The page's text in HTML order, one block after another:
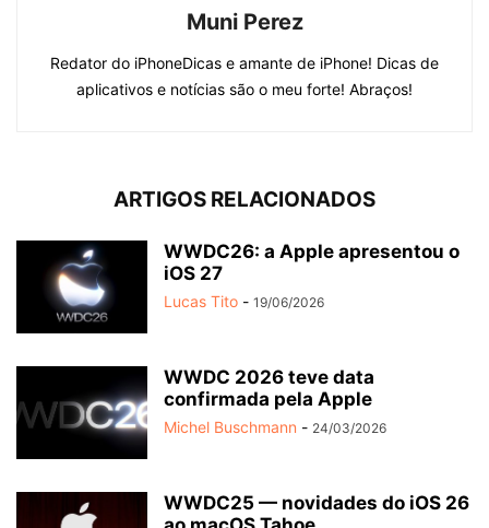
Muni Perez
Redator do iPhoneDicas e amante de iPhone! Dicas de
aplicativos e notícias são o meu forte! Abraços!
ARTIGOS RELACIONADOS
WWDC26: a Apple apresentou o
iOS 27
Lucas Tito - 19/06/2026
WWDC 2026 teve data
confirmada pela Apple
Michel Buschmann - 24/03/2026
WWDC25 — novidades do iOS 26